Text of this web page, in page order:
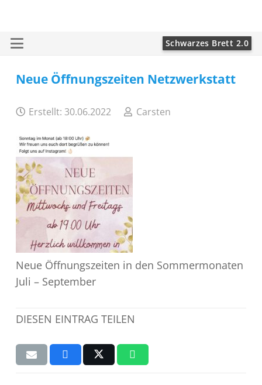
Schwarzes Brett 2.0
Neue Öffnungszeiten Netzwerkstatt
Erstellt: 30.06.2022 Carsten
Neue Öffnungszeiten in den Sommermonaten
Juli – September
DIESEN EINTRAG TEILEN